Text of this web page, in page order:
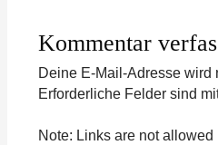
Kommentar
Deine E-Mail-Adresse wird
Erforderliche Felder sind
Note: Links are not allowed